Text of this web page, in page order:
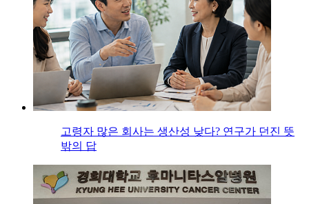
고령자 많은 회사는 생산성 낮다? 연구가 던진 뜻
밖의 답